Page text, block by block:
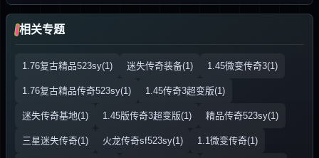
相关专题
1.76复古精品523sy(1) 迷失传奇装备(1) 1.45微变传奇3(1)
1.76复古精品传奇523sy(1) 1.45传奇3超变版(1)
迷失传奇基地(1) 1.45版传奇3超变版(1) 精品传奇523sy(1)
三星迷失传奇(1) 火龙传奇sf523sy(1) 1.1微变传奇(1)